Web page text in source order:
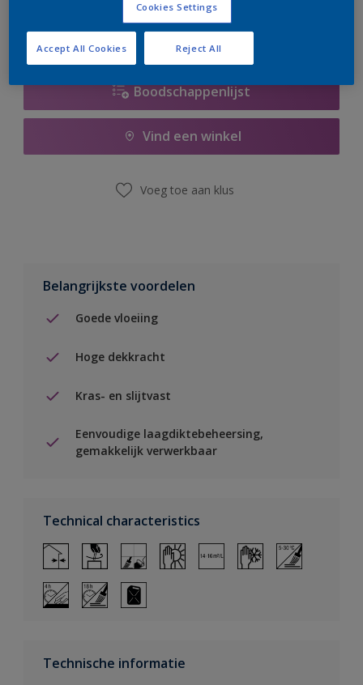
Boodschappenlijst
Vind een winkel
Voeg toe aan klus
Belangrijkste voordelen
Goede vloeiing
Hoge dekkracht
Kras- en slijtvast
Eenvoudige laagdiktebeheersing,
gemakkelijk verwerkbaar
Technical characteristics
Technische informatie
Cookies Settings
Reject All
Accept All Cookies